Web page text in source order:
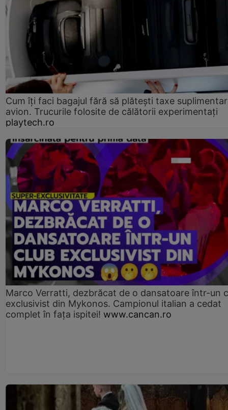
Cum îți faci bagajul fără să plătești taxe
avion. Trucurile folosite de călătorii experimentați
playtech.ro
Marco Verratti, dezbrăcat de o dansatoare într-un
exclusivist din Mykonos. Campionul italian a cedat
complet în fața ispitei! www.cancan.ro